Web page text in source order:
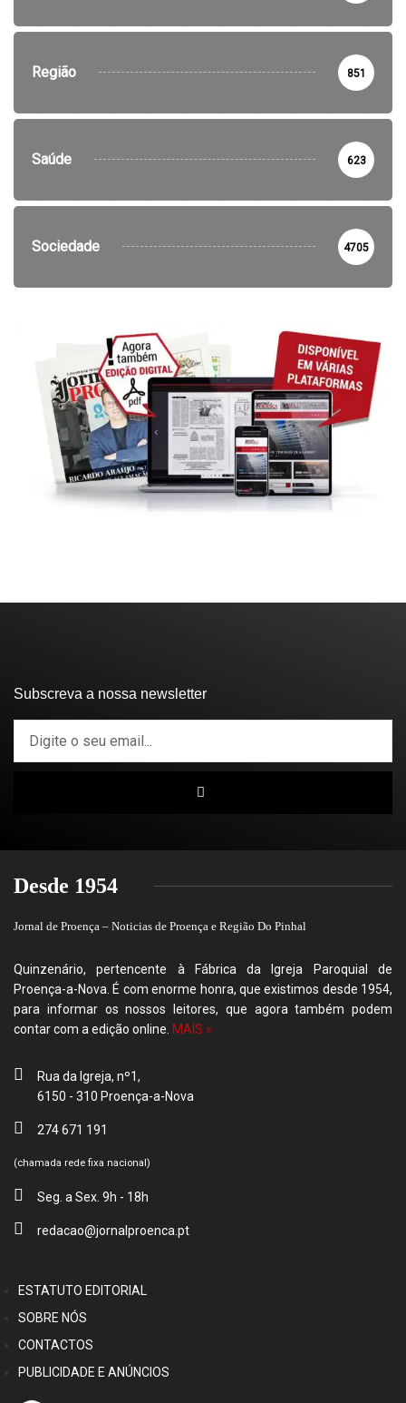
Região 851
Saúde 623
Sociedade 4705
Subscreva a nossa newsletter
Desde 1954
Jornal de Proença – Noticias de Proença e Região Do Pinhal
Quinzenário, pertencente à Fábrica da Igreja Paroquial de
Proença-a-Nova. É com enorme honra, que existimos desde 1954,
para informar os nossos leitores, que agora também podem
contar com a edição online. MAIS »
Rua da Igreja, nº1,
6150 - 310 Proença-a-Nova
274 671 191
(chamada rede fixa nacional)
Seg. a Sex. 9h - 18h
redacao@jornalproenca.pt
ESTATUTO EDITORIAL
SOBRE NÓS
CONTACTOS
PUBLICIDADE E ANÚNCIOS